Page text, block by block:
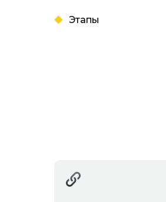
Этапы